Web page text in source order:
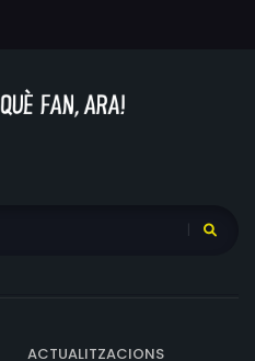
ACTUALITZACIONS